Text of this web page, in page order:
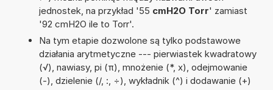
jednostek, na przykład '55 cmH2O Torr' zamiast
'92 cmH2O ile to Torr'.
Na tym etapie dozwolone są tylko podstawowe
działania arytmetyczne --- pierwiastek kwadratowy
(√), nawiasy, pi (π), mnożenie (*, x), odejmowanie
(-), dzielenie (/, :, ÷), wykładnik (^) i dodawanie (+)